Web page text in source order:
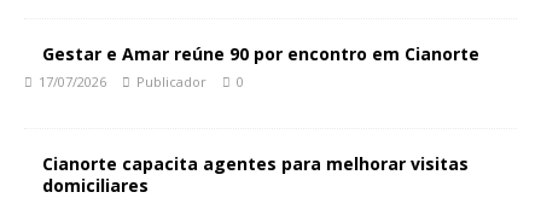
Gestar e Amar reúne 90 por encontro em Cianorte
17/07/2026 Publicador 0
Cianorte capacita agentes para melhorar visitas
domiciliares